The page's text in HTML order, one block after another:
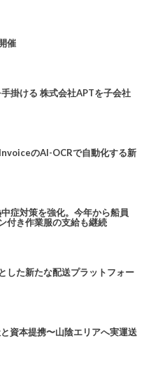
催
掛ける 株式会社APTを子会社
のAI-OCRで自動化する新
症対策を強化。今年から船員
付き作業服の支給も継続
した新たな配送プラットフォー
資本提携〜山陰エリアへ実運送